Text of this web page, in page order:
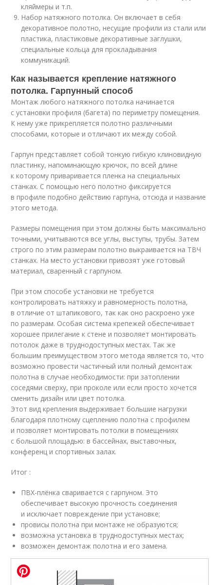
кляймеры и т.п.
Набор натяжного потолка. Он включает в себя
декоративное полотно, несущие профили из стали или
пластика, пластиковые декоративные заглушки,
специальные кольца для прокладывания
коммуникаций.
Как называется крепление натяжного
потолка. Гарпунный способ
Монтаж любого натяжного потолка начинается
с установки профиля (багета) по периметру помещения.
К нему уже прикрепляется полотно различными
способами, которые и отличают их между собой.
Гарпун представляет собой тонкую гибкую клиновидную
пластинку, напоминающую крючок, по всей длине
к которому приваривается пленка на специальных
станках. С помощью него полотно фиксируется
в профиле подобно действию гарпуна, отсюда и название
этого метода.
Размеры помещения при этом должны быть максимально
точными, учитываются все углы, выступы, трубы. Затем
строго по этим размерам полотно выкраивается на ТВЧ
станках. На место установки привозят уже готовый
материал, сваренный с гарпуном.
При этом способе установки не требуется
контролировать натяжку и равномерность полотна,
в отличие от штапикового, так как оно раскроено уже
по размерам. Особая система крепежей обеспечивает
хорошее прилегание к стене и позволяет монтировать
потолок даже в труднодоступных местах. Так же
большим преимуществом этого метода является то, что
возможно провести частичный или полный демонтаж
полотна в случае необходимости: при затоплении
соседями сверху, при проколе или если просто хочется
сменить дизайн или цвет потолка.
Этот вид крепления выдерживает большие нагрузки
благодаря плотному сцеплению полотна с профилем
и позволяет монтировать потолки в помещениях
с большой площадью: в бассейнах, выставочных,
конференц и спортивных залах.
Итог :
ПВХ-плёнка сваривается с гарпуном. Это
обеспечивает высокую прочность соединения
и исключает повреждение при установке;
провисы полотна при монтаже не образуются;
возможна установка в труднодоступных местах;
возможен демонтаж полотна и его замена.